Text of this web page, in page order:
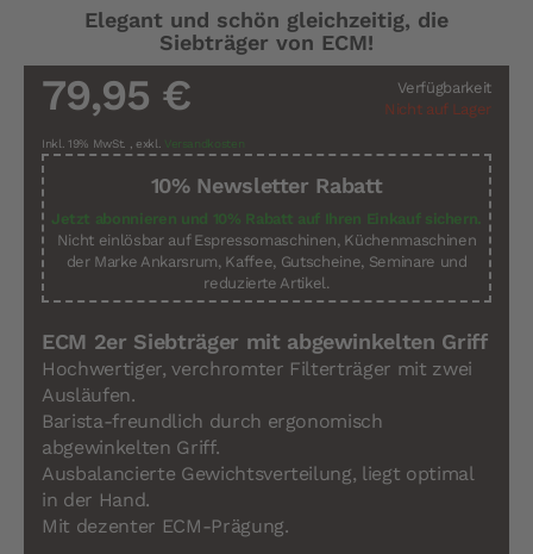
Elegant und schön gleichzeitig, die
Siebträger von ECM!
Verfügbarkeit
Nicht auf Lager
79,95 €
Inkl. 19% MwSt. , exkl. Versandkosten
10% Newsletter Rabatt
Jetzt abonnieren und 10% Rabatt auf Ihren Einkauf sichern.
Nicht einlösbar auf Espressomaschinen, Küchenmaschinen
der Marke Ankarsrum, Kaffee, Gutscheine, Seminare und
reduzierte Artikel.
ECM 2er Siebträger mit abgewinkelten Griff
Hochwertiger, verchromter Filterträger mit zwei
Ausläufen.
Barista-freundlich durch ergonomisch
abgewinkelten Griff.
Ausbalancierte Gewichtsverteilung, liegt optimal
in der Hand.
Mit dezenter ECM-Prägung.